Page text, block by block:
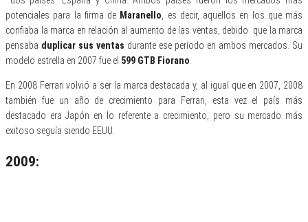
potenciales para la firma de Maranello, es decir, aquellos en los que más
confiaba la marca en relación al aumento de las ventas, debido que la marca
pensaba duplicar sus ventas durante ese período en ambos mercados. Su
modelo estrella en 2007 fue el 599 GTB Fiorano.
En 2008 Ferrari volvió a ser la marca destacada y, al igual que en 2007, 2008
también fue un año de crecimiento para Ferrari, esta vez el país más
destacado era Japón en lo referente a crecimiento, pero su mercado más
exitoso seguía siendo EEUU.
2009: